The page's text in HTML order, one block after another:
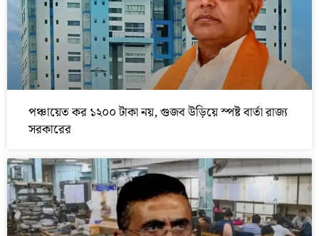
পঞ্চায়েত কর ১২০০ টাকা নয়, গুজব উড়িয়ে স্পষ্ট বার্তা রাজ্য
সরকারের